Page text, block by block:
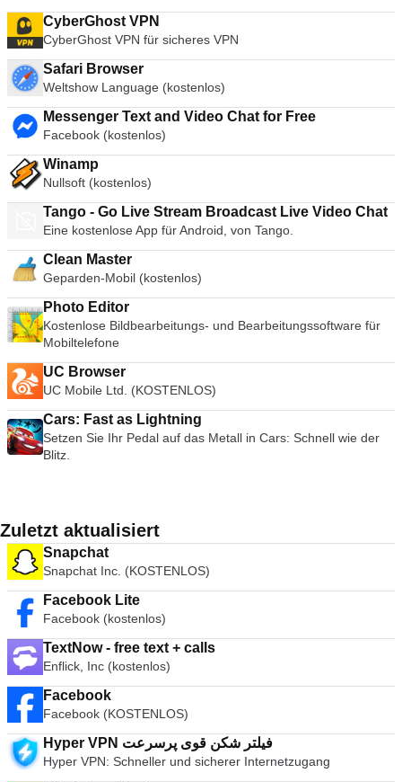
CyberGhost VPN
CyberGhost VPN für sicheres VPN
Safari Browser
Weltshow Language (kostenlos)
Messenger Text and Video Chat for Free
Facebook (kostenlos)
Winamp
Nullsoft (kostenlos)
Tango - Go Live Stream Broadcast Live Video Chat
Eine kostenlose App für Android, von Tango.
Clean Master
Geparden-Mobil (kostenlos)
Photo Editor
Kostenlose Bildbearbeitungs- und Bearbeitungssoftware für
Mobiltelefone
UC Browser
UC Mobile Ltd. (KOSTENLOS)
Cars: Fast as Lightning
Setzen Sie Ihr Pedal auf das Metall in Cars: Schnell wie der
Blitz.
Zuletzt aktualisiert
Snapchat
Snapchat Inc. (KOSTENLOS)
Facebook Lite
Facebook (kostenlos)
TextNow - free text + calls
Enflick, Inc (kostenlos)
Facebook
Facebook (KOSTENLOS)
Hyper VPN فیلتر شکن قوی پرسرعت
Hyper VPN: Schneller und sicherer Internetzugang